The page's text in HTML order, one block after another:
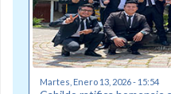
Martes, Enero 13, 2026 - 15:54